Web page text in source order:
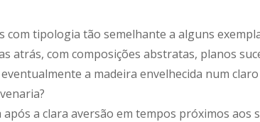
com tipologia tão semelhante a alguns
atrás, com composições abstratas, planos
a madeira envelhecida num
a clara aversão em tempos próximos aos